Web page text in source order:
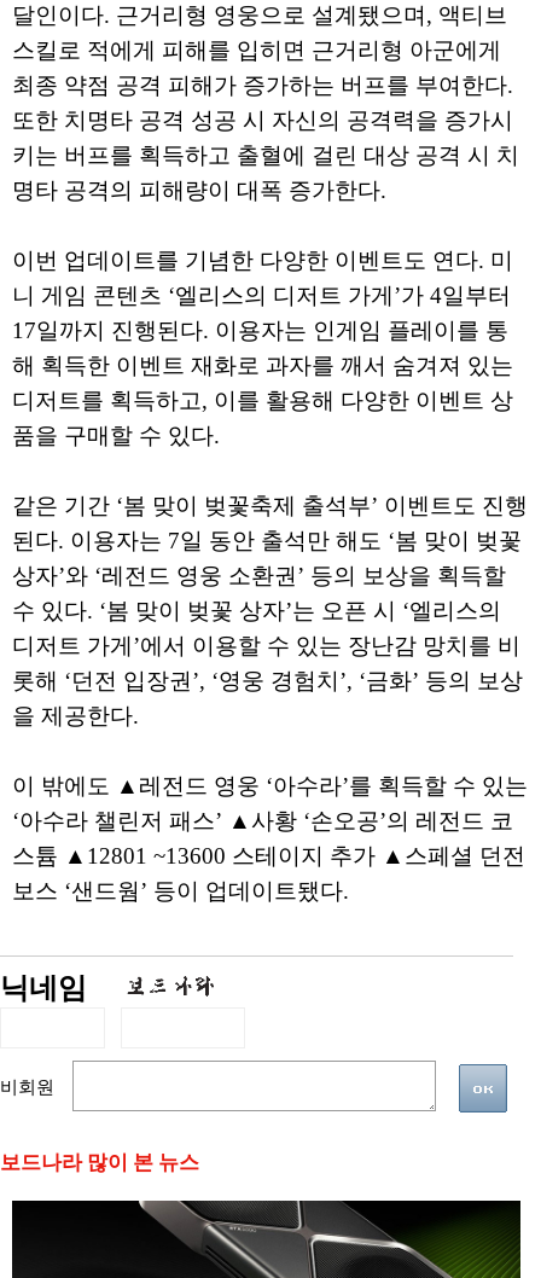
달인이다. 근거리형 영웅으로 설계됐으며, 액티브
스킬로 적에게 피해를 입히면 근거리형 아군에게
최종 약점 공격 피해가 증가하는 버프를 부여한다.
또한 치명타 공격 성공 시 자신의 공격력을 증가시
키는 버프를 획득하고 출혈에 걸린 대상 공격 시 치
명타 공격의 피해량이 대폭 증가한다.
이번 업데이트를 기념한 다양한 이벤트도 연다. 미
니 게임 콘텐츠 ‘엘리스의 디저트 가게’가 4일부터
17일까지 진행된다. 이용자는 인게임 플레이를 통
해 획득한 이벤트 재화로 과자를 깨서 숨겨져 있는
디저트를 획득하고, 이를 활용해 다양한 이벤트 상
품을 구매할 수 있다.
같은 기간 ‘봄 맞이 벚꽃축제 출석부’ 이벤트도 진행
된다. 이용자는 7일 동안 출석만 해도 ‘봄 맞이 벚꽃
상자’와 ‘레전드 영웅 소환권’ 등의 보상을 획득할
수 있다. ‘봄 맞이 벚꽃 상자’는 오픈 시 ‘엘리스의
디저트 가게’에서 이용할 수 있는 장난감 망치를 비
롯해 ‘던전 입장권’, ‘영웅 경험치’, ‘금화’ 등의 보상
을 제공한다.
이 밖에도 ▲레전드 영웅 ‘아수라’를 획득할 수 있는
‘아수라 챌린저 패스’ ▲사황 ‘손오공’의 레전드 코
스튬 ▲12801 ~13600 스테이지 추가 ▲스페셜 던전
보스 ‘샌드웜’ 등이 업데이트됐다.
닉네임
비회원
보드나라 많이 본 뉴스